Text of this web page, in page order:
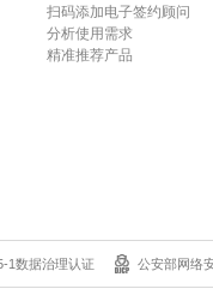
扫码添加电子签约顾问
分析使用需求
精准推荐产品
1数据治理认证 公安部网络